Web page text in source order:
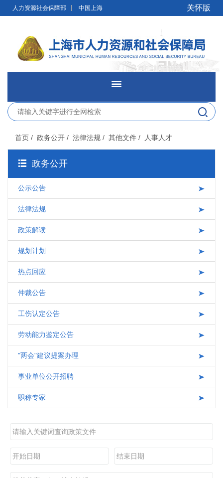
无障碍操作说明 跳转到网站导航区
人力资源社会保障部 中国上海 关怀版
网站首页
新闻发布
首页 / 政务公开 / 法律法规 / 其他文件 / 人事人才
政务公开
公示公告
法律法规
政策解读
规划计划
热点回应
仲裁公告
工伤认定公告
劳动能力鉴定公告
"两会"建议提案办理
事业单位公开招聘
职称专家